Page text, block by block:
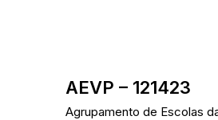
AEVP – 121423
Agrupamento de Escolas